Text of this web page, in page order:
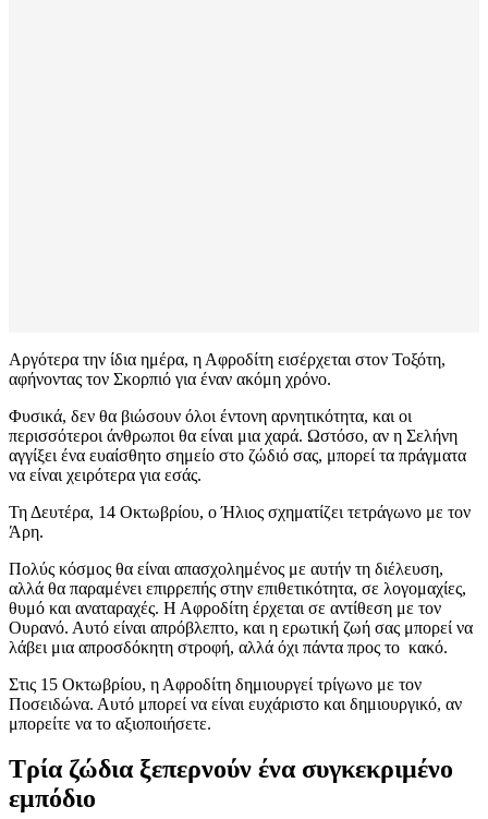
Αργότερα την ίδια ημέρα, η Αφροδίτη εισέρχεται στον Τοξότη,
αφήνοντας τον Σκορπιό για έναν ακόμη χρόνο.
Φυσικά, δεν θα βιώσουν όλοι έντονη αρνητικότητα, και οι
περισσότεροι άνθρωποι θα είναι μια χαρά. Ωστόσο, αν η Σελήνη
αγγίξει ένα ευαίσθητο σημείο στο ζώδιό σας, μπορεί τα πράγματα
να είναι χειρότερα για εσάς.
Τη Δευτέρα, 14 Οκτωβρίου, ο Ήλιος σχηματίζει τετράγωνο με τον
Άρη.
Πολύς κόσμος θα είναι απασχολημένος με αυτήν τη διέλευση,
αλλά θα παραμένει επιρρεπής στην επιθετικότητα, σε λογομαχίες,
θυμό και αναταραχές. Η Αφροδίτη έρχεται σε αντίθεση με τον
Ουρανό. Αυτό είναι απρόβλεπτο, και η ερωτική ζωή σας μπορεί να
λάβει μια απροσδόκητη στροφή, αλλά όχι πάντα προς το κακό.
Στις 15 Οκτωβρίου, η Αφροδίτη δημιουργεί τρίγωνο με τον
Ποσειδώνα. Αυτό μπορεί να είναι ευχάριστο και δημιουργικό, αν
μπορείτε να το αξιοποιήσετε.
Τρία ζώδια ξεπερνούν ένα συγκεκριμένο
εμπόδιο